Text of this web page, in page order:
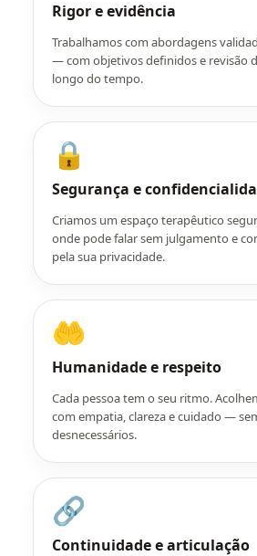
Rigor e evidência
Trabalhamos com abordagens
— com objetivos definidos e revisão
longo do tempo.
🔒
Segurança e
Criamos um espaço terapêutico
onde pode falar sem julgamento e
pela sua privacidade.
🤲
Humanidade e respeito
Cada pessoa tem o seu ritmo.
com empatia, clareza e cuidado —
desnecessários.
🔗
Continuidade e articulação